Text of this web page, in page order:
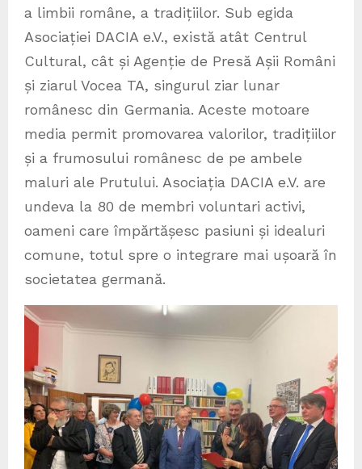
a limbii române, a tradițiilor. Sub egida
Asociației DACIA e.V., există atât Centrul
Cultural, cât și Agenție de Presă Așii Români
și ziarul Vocea TA, singurul ziar lunar
românesc din Germania. Aceste motoare
media permit promovarea valorilor, tradițiilor
și a frumosului românesc de pe ambele
maluri ale Prutului. Asociația DACIA e.V. are
undeva la 80 de membri voluntari activi,
oameni care împărtășesc pasiuni și idealuri
comune, totul spre o integrare mai ușoară în
societatea germană.